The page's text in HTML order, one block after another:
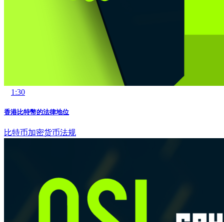
1:30
香港比特幣的法律地位
比特币加密货币法规